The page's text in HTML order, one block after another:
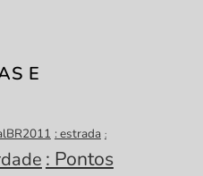
E
: estrada :
: Pontos